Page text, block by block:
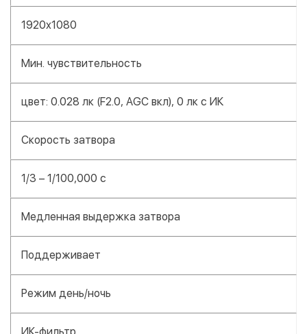
1920x1080
Мин. чувствительность
цвет: 0.028 лк (F2.0, AGC вкл), 0 лк с ИК
Скорость затвора
1/3 – 1/100,000 с
Медленная выдержка затвора
Поддерживает
Режим день/ночь